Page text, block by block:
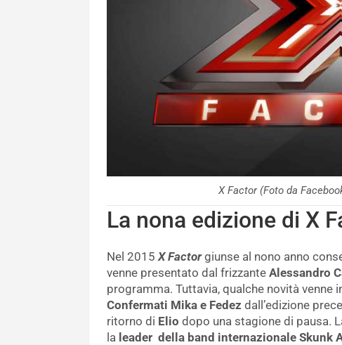
X Factor (Foto da
La nona edizione di X
Nel 2015 X Factorgiunse al nono anno
venne presentato dal frizzante Alessandro
programma. Tuttavia, qualche novità venne
Confermati Mika e Fedez dall’edizione
ritorno di Elio dopo una stagione di pausa.
la leader della band internazionale Skunk